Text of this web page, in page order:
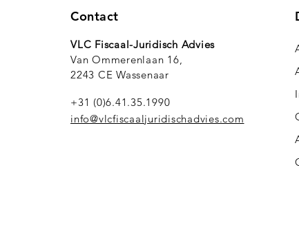
Contact
VLC Fiscaal-Juridisch Advies
Van Ommerenlaan 16,
2243 CE Wassenaar
+31 (0)6.41.35.1990
info@vlcfiscaaljuridischadvies.com